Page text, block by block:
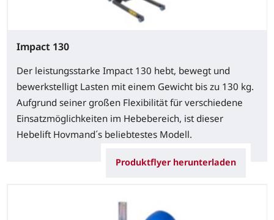
Impact 130
Der leistungsstarke Impact 130 hebt, bewegt und
bewerkstelligt Lasten mit einem Gewicht bis zu 130 kg.
Aufgrund seiner großen Flexibilität für verschiedene
Einsatzmöglichkeiten im Hebebereich, ist dieser
Hebelift Hovmand´s beliebtestes Modell.
Produktflyer herunterladen